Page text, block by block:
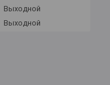
Выходной
Выходной